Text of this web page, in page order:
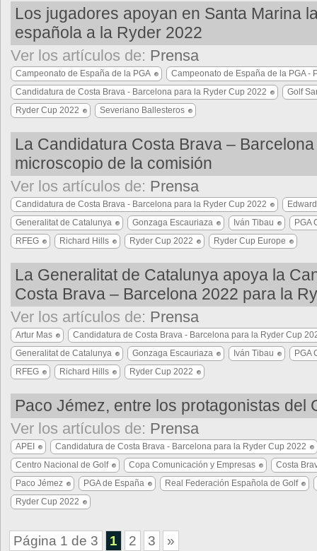
Los jugadores apoyan en Santa Marina
española a la Ryder 2022
Ver los artículos de: Prensa
Campeonato de España de la PGA
Campeonato de España de la PGA -
Candidatura de Costa Brava - Barcelona para la Ryder Cup 2022
Golf
Ryder Cup 2022
Severiano Ballesteros
La Candidatura Costa Brava –
microscopio de la comisión
Ver los artículos de: Prensa
Candidatura de Costa Brava - Barcelona para la Ryder Cup 2022
Generalitat de Catalunya
Gonzaga Escauriaza Iván Tibau
PGA
RFEG
Richard Hills Ryder Cup 2022 Ryder Cup Europe
La Generalitat de Catalunya apoya la
Costa Brava – Barcelona 2022 para la
Ver los artículos de: Prensa
Artur Mas
Candidatura de Costa Brava - Barcelona para la Ryder Cup
Generalitat de Catalunya
Gonzaga Escauriaza Iván Tibau
PGA
RFEG
Richard Hills Ryder Cup 2022
Paco Jémez, entre los protagonistas del
Ver los artículos de: Prensa
APEI
Candidatura de Costa Brava - Barcelona para la Ryder Cup 2022
Centro Nacional de Golf
Copa Comunicación y Empresas
Costa
Paco Jémez
PGA de España
Real Federación Española de Golf
Ryder Cup 2022
Página 1 de 3 1 2 3 »